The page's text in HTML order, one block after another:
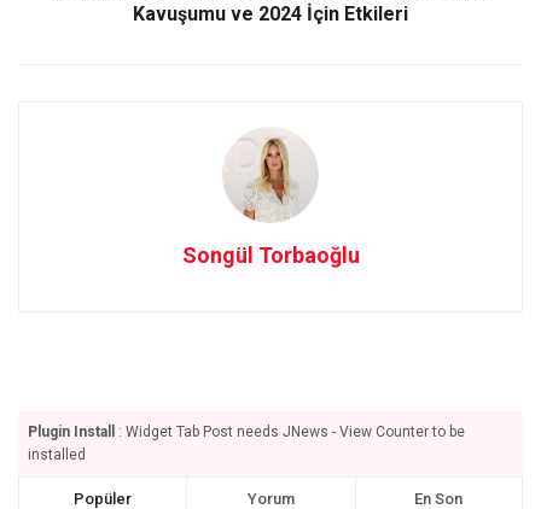
Kavuşumu ve 2024 İçin Etkileri
Songül Torbaoğlu
Plugin Install
: Widget Tab Post needs JNews - View Counter to be
installed
Popüler Yorum En Son